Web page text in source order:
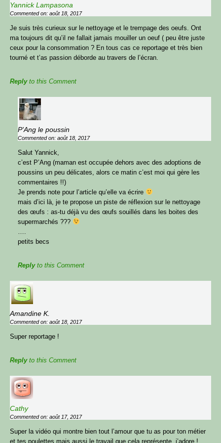
Yannick Lampasona
Commented on: août 18, 2017
Je suis très curieux sur le nettoyage et le trempage des oeufs. Ont
ma toujours dit qu’il ne fallait jamais mouiller un oeuf ( peu être juste
ceux pour la consommation ? En tous cas ce reportage et très bien
tourné et t’as passion déborde au travers de l’écran.
Replyto this Comment
P'Ang le poussin
Commented on: août 18, 2017
Salut Yannick,
c’est P’Ang (maman est occupée dehors avec des adoptions de
poussins un peu délicates, alors ce matin c’est moi qui gère les
commentaires !!)
Je prends note pour l’article qu’elle va écrire
mais d’ici là, je te propose un piste de réflexion sur le nettoyage
des œufs : as-tu déjà vu des œufs souillés dans les boites des
supermarchés ???
….
petits becs
Replyto this Comment
Amandine K.
Commented on: août 18, 2017
Super reportage !
Replyto this Comment
Cathy
Commented on: août 17, 2017
Super la vidéo qui montre bien tout l’amour que tu as pour ton métier
et tes poulettes mais aussi le travail que cela représente, j’adore !